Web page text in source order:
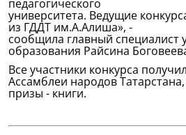
педагогического
университета. Ведущие
из ГДДТ им.А.Алиша», -
сообщила главный специалист
образования Райсина
Все участники конкурса
Ассамблеи народов
призы - книги.